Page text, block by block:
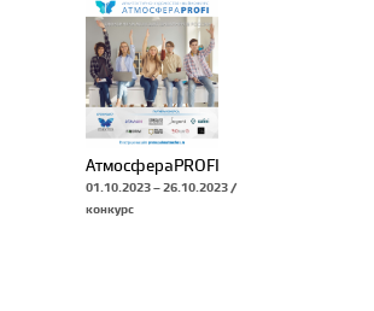
АтмосфераPROFI
01.10.2023 – 26.10.2023 /
конкурс